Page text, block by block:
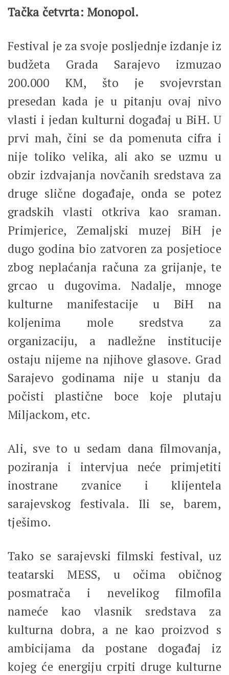
Tačka četvrta: Monopol.
Festival je za svoje posljednje izdanje iz
budžeta Grada Sarajevo izmuzao
200.000 KM, što je svojevrstan
presedan kada je u pitanju ovaj nivo
vlasti i jedan kulturni događaj u BiH. U
prvi mah, čini se da pomenuta cifra i
nije toliko velika, ali ako se uzmu u
obzir izdvajanja novčanih sredstava za
druge slične događaje, onda se potez
gradskih vlasti otkriva kao sraman.
Primjerice, Zemaljski muzej BiH je
dugo godina bio zatvoren za posjetioce
zbog neplaćanja računa za grijanje, te
grcao u dugovima. Nadalje, mnoge
kulturne manifestacije u BiH na
koljenima mole sredstva za
organizaciju, a nadležne institucije
ostaju nijeme na njihove glasove. Grad
Sarajevo godinama nije u stanju da
počisti plastične boce koje plutaju
Miljackom, etc.
Ali, sve to u sedam dana filmovanja,
poziranja i intervjua neće primjetiti
inostrane zvanice i klijentela
sarajevskog festivala. Ili se, barem,
tješimo.
Tako se sarajevski filmski festival, uz
teatarski MESS, u očima običnog
posmatrača i nevelikog filmofila
nameće kao vlasnik sredstava za
kulturna dobra, a ne kao proizvod s
ambicijama da postane događaj iz
kojeg će energiju crpiti druge kulturne